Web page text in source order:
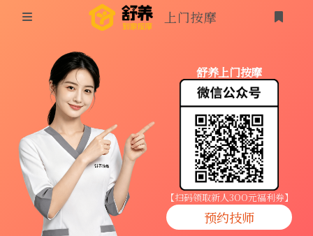
同城按摩
上门按摩
养生按摩
技师入驻
商家入驻
上门按摩
登录
舒养上门按摩
【扫码领取新人3OO元福利券】
预约技师